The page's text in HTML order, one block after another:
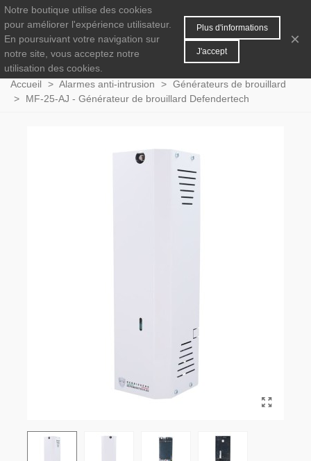
0 MENU
Accueil > Alarmes anti-intrusion > Générateurs de brouillard
>
MF-25-AJ - Générateur de brouillard Defendertech
Notre boutique utilise des cookies
pour améliorer l'expérience utilisateur.
En poursuivant votre navigation sur
notre site, vous acceptez notre
utilisation des cookies.
Plus d'informations
J'accept
×